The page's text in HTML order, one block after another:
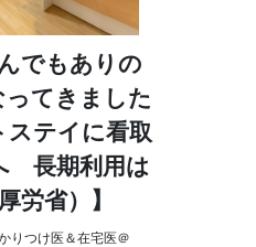
でもありの
てきました
ステイに看取
長期利用は
労省）】
りつけ医＆在宅医＠